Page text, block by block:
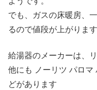
でも、ガスの床暖房、
るので値段が上がります
給湯器のメーカーは、
他にも ノーリツ パロマ
どがあります